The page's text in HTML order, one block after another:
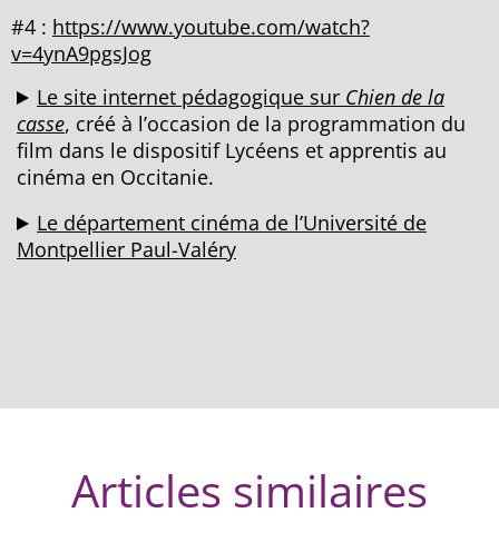
#4 : https://www.youtube.com/watch?
v=4ynA9pgsJog
Le site internet pédagogique sur Chien de la
casse, créé à l’occasion de la programmation du
film dans le dispositif Lycéens et apprentis au
cinéma en Occitanie.
Le département cinéma de l’Université de
Montpellier Paul-Valéry
Articles similaires